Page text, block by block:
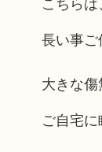
長い事
大きな
ご自宅